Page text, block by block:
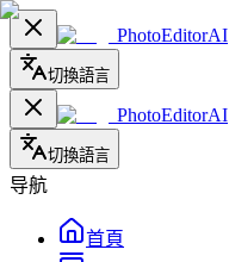
PhotoEditorAI
切換語言
PhotoEditorAI
切換語言
导航
首頁